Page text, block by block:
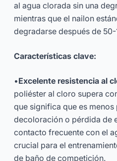
al agua clorada sin una
mientras que el nailon
degradarse después de
Características clave:
•Excelente resistencia al
poliéster al cloro supera
que significa que es
decoloración o pérdida de
contacto frecuente con el
crucial para el
de baño de competición.